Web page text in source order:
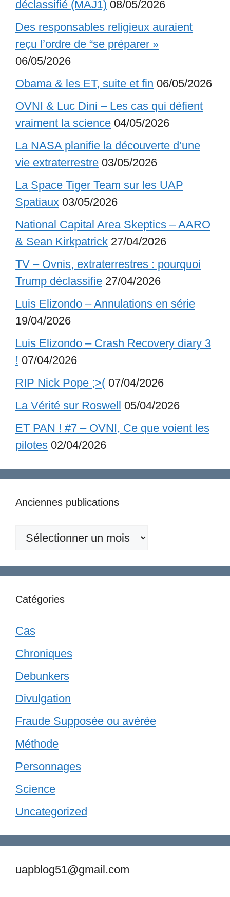
déclassifié (MAJ1) 08/05/2026
Des responsables religieux auraient
reçu l’ordre de “se préparer »
06/05/2026
Obama & les ET, suite et fin 06/05/2026
OVNI & Luc Dini – Les cas qui défient
vraiment la science 04/05/2026
La NASA planifie la découverte d’une
vie extraterrestre 03/05/2026
La Space Tiger Team sur les UAP
Spatiaux 03/05/2026
National Capital Area Skeptics – AARO
& Sean Kirkpatrick 27/04/2026
TV – Ovnis, extraterrestres : pourquoi
Trump déclassifie 27/04/2026
Luis Elizondo – Annulations en série
19/04/2026
Luis Elizondo – Crash Recovery diary 3
! 07/04/2026
RIP Nick Pope ;>( 07/04/2026
La Vérité sur Roswell 05/04/2026
ET PAN ! #7 – OVNI, Ce que voient les
pilotes 02/04/2026
Anciennes publications
Anciennes
Catégories
Cas
Chroniques
Debunkers
Divulgation
Fraude Supposée ou avérée
Méthode
Personnages
Science
Uncategorized
uapblog51@gmail.com